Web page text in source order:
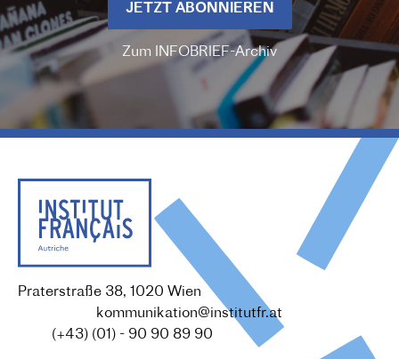
JETZT ABONNIEREN
Zum INFOBRIEF-Archiv
Praterstraße 38, 1020 Wien
kommunikation@institutfr.at
(+43) (01) - 90 90 89 90